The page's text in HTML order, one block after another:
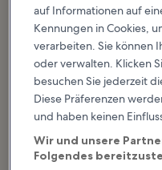
auf Informationen auf
Kennungen in Cookies,
verarbeiten. Sie können
oder verwalten. Klicken
besuchen Sie jederzeit
Diese Präferenzen
und haben keinen
Wir und unsere
Folgendes